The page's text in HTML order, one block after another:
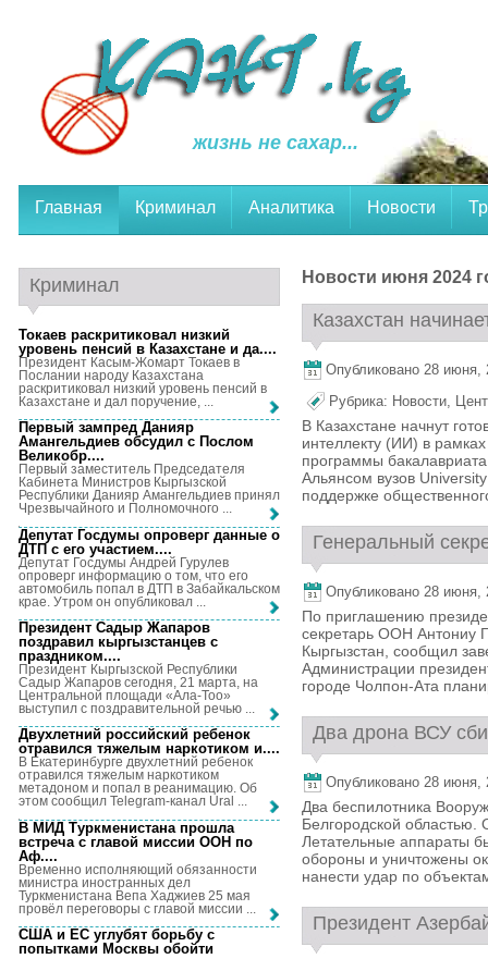
жизнь не сахар...
Главная Криминал Аналитика Новости
Новости июня 2024
Казахстан
Опубликовано 28 июня,
Рубрика: Новости,
В Казахстане начнут
интеллекту (ИИ) в
программы
Альянсом вузов
поддержке
Генеральный
Опубликовано 28 июня,
По приглашению
секретарь ООН Антониу
Кыргызстан, сообщил
Администрации
городе Чолпон-Ата
Два дрона ВСУ
Опубликовано 28 июня,
Два беспилотника
Белгородской
Летательные аппараты
обороны и уничтожены
нанести удар по
Президент
Криминал
Токаев раскритиковал низкий
уровень пенсий в Казахстане и да....
Президент Касым-Жомарт Токаев в
Послании народу Казахстана
раскритиковал низкий уровень пенсий в
Казахстане и дал поручение, ...
Первый зампред Данияр
Амангельдиев обсудил с Послом
Великобр....
Первый заместитель Председателя
Кабинета Министров Кыргызской
Республики Данияр Амангельдиев принял
Чрезвычайного и Полномочного ...
Депутат Госдумы опроверг данные о
ДТП с его участием....
Депутат Госдумы Андрей Гурулев
опроверг информацию о том, что его
автомобиль попал в ДТП в Забайкальском
крае. Утром он опубликовал ...
Президент Садыр Жапаров
поздравил кыргызстанцев с
праздником....
Президент Кыргызской Республики
Садыр Жапаров сегодня, 21 марта, на
Центральной площади «Ала-Тоо»
выступил с поздравительной речью ...
Двухлетний российский ребенок
отравился тяжелым наркотиком и....
В Екатеринбурге двухлетний ребенок
отравился тяжелым наркотиком
метадоном и попал в реанимацию. Об
этом сообщил Telegram-канал Ural ...
В МИД Туркменистана прошла
встреча с главой миссии ООН по
Аф....
Временно исполняющий обязанности
министра иностранных дел
Туркменистана Вепа Хаджиев 25 мая
провёл переговоры с главой миссии ...
США и ЕС углубят борьбу с
попытками Москвы обойти